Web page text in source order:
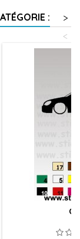
:
>
<